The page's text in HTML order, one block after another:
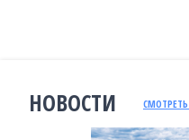
НОВОСТИ СМОТРЕТЬ